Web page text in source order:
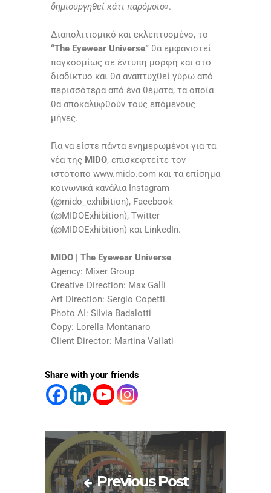
δημιουργηθεί κάτι παρόμοιο».
Διαπολιτισμικό και εκλεπτυσμένο, το
“The Eyewear Universe” θα εμφανιστεί
παγκοσμίως σε έντυπη μορφή και στο
διαδίκτυο και θα αναπτυχθεί γύρω από
περισσότερα από ένα θέματα, τα οποία
θα αποκαλυφθούν τους επόμενους
μήνες.
Για να είστε πάντα ενημερωμένοι για τα
νέα της MIDO, επισκεφτείτε τον
ιστότοπο www.mido.com και τα επίσημα
κοινωνικά κανάλια Instagram
(@mido_exhibition), Facebook
(@MIDOExhibition), Twitter
(@MIDOExhibition) και LinkedIn.
MIDO | The Eyewear Universe
Agency: Mixer Group
Creative Direction: Max Galli
Art Direction: Sergio Copetti
Photo AI: Silvia Badalotti
Copy: Lorella Montanaro
Client Director: Martina Vailati
Share with your friends
Previous Post